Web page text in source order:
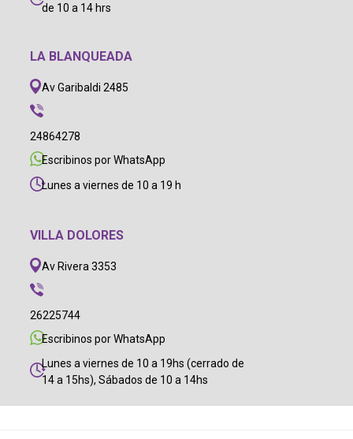
de 10 a 14 hrs
LA BLANQUEADA
Av Garibaldi 2485
24864278
Escribinos por WhatsApp
Lunes a viernes de 10 a 19 h
VILLA DOLORES
Av Rivera 3353
26225744
Escribinos por WhatsApp
Lunes a viernes de 10 a 19hs (cerrado de
14 a 15hs), Sábados de 10 a 14hs